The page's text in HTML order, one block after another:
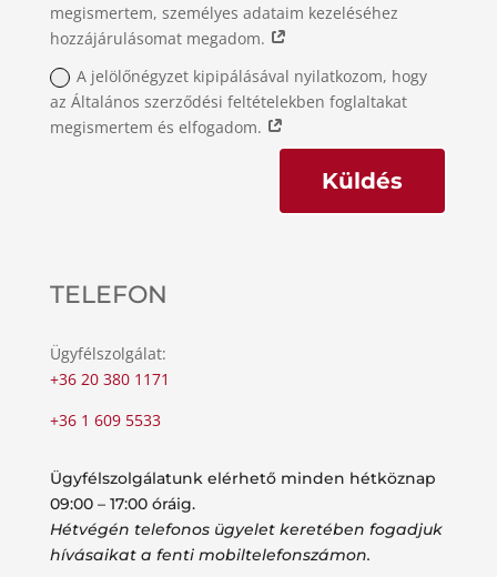
megismertem, személyes adataim kezeléséhez
hozzájárulásomat megadom.
A jelölőnégyzet kipipálásával nyilatkozom, hogy
az Általános szerződési feltételekben foglaltakat
megismertem és elfogadom.
Küldés
TELEFON
Ügyfélszolgálat:
+36 20 380 1171
+36 1 609 5533
Ügyfélszolgálatunk elérhető minden hétköznap
09:00 – 17:00 óráig.
Hétvégén telefonos ügyelet keretében fogadjuk
hívásaikat a fenti mobiltelefonszámon.